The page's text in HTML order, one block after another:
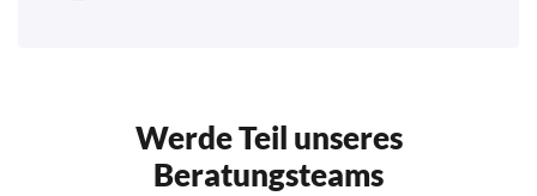
Werde Teil unseres
Beratungsteams